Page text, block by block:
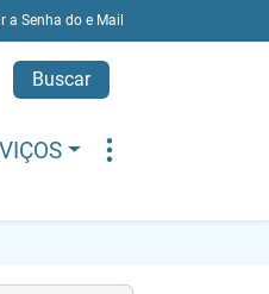
a Senha do e Mail
Buscar